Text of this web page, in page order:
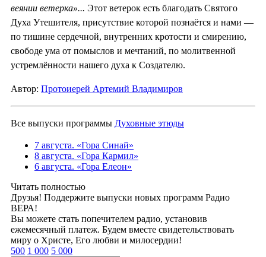
веянии ветерка»... Этот ветерок есть благодать Святого
Духа Утешителя, присутствие которой познаётся и нами —
по тишине сердечной, внутренних кротости и смирению,
свободе ума от помыслов и мечтаний, по молитвенной
устремлённости нашего духа к Создателю.
Автор: Протоиерей Артемий Владимиров
Все выпуски программы Духовные этюды
7 августа. «Гора Синай»
8 августа. «Гора Кармил»
6 августа. «Гора Елеон»
Читать полностью
Друзья! Поддержите выпуски новых программ Радио
ВЕРА!
Вы можете стать попечителем радио, установив
ежемесячный платеж. Будем вместе свидетельствовать
миру о Христе, Его любви и милосердии!
500 1 000 5 000